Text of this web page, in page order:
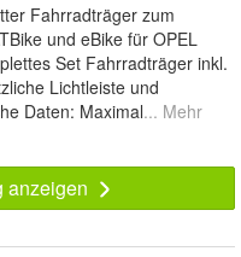
Fahrradträger zum
und eBike für OPEL
Set Fahrradträger inkl.
Lichtleiste und
Daten: Maximal... Mehr
anzeigen